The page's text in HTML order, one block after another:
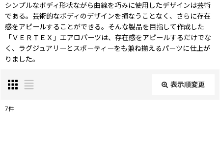
シンプルなボディ形状ながら曲線を巧みに使用したデザインは芸術
である。芸術的なボディのデザインを損なうことなく、さらに存在
感をアピールすることができる。そんな製品を目指して作成した
「ＶＥＲＴＥＸ」エアロパーツは、存在感をアピールするだけでな
く、ラグジュアリーとスポーティーをも兼ね揃えるパーツに仕上が
りました。
表示順変更
7件